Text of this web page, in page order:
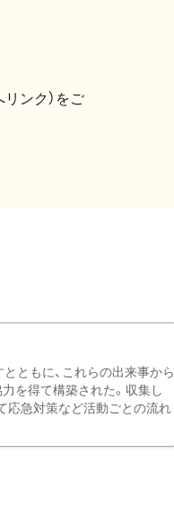
リンク）をご
ともに、これらの出来事から
を得て構築された。収集し
応急対策など活動ごとの流れ